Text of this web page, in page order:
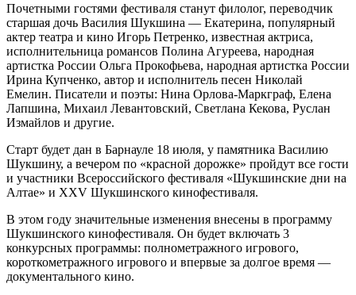
Почетными гостями фестиваля станут филолог, переводчик
старшая дочь Василия Шукшина — Екатерина, популярный
актер театра и кино Игорь Петренко, известная актриса,
исполнительница романсов Полина Агуреева, народная
артистка России Ольга Прокофьева, народная артистка России
Ирина Купченко, автор и исполнитель песен Николай
Емелин. Писатели и поэты: Нина Орлова-Маркграф, Елена
Лапшина, Михаил Левантовский, Светлана Кекова, Руслан
Измайлов и другие.
Старт будет дан в Барнауле 18 июля, у памятника Василию
Шукшину, а вечером по «красной дорожке» пройдут все гости
и участники Всероссийского фестиваля «Шукшинские дни на
Алтае» и XXV Шукшинского кинофестиваля.
В этом году значительные изменения внесены в программу
Шукшинского кинофестиваля. Он будет включать 3
конкурсных программы: полнометражного игрового,
короткометражного игрового и впервые за долгое время —
документального кино.